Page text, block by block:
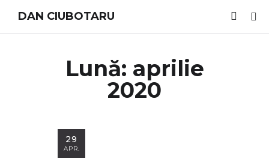
DAN CIUBOTARU
Lună: aprilie
2020
29
APR.